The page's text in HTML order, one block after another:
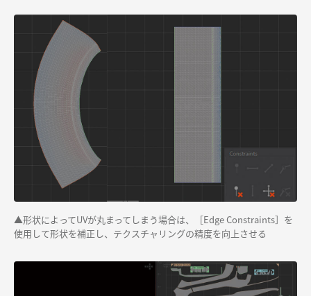
▲形状によってUVが丸まってしまう場合は、［Edge Constraints］を
使用して形状を補正し、テクスチャリングの精度を向上させる